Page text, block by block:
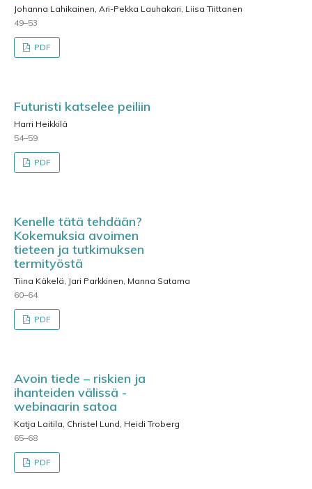
Johanna Lahikainen, Ari-Pekka Lauhakari, Liisa Tiittanen
49–53
PDF
Futuristi katselee peiliin
Harri Heikkilä
54–59
PDF
Kenelle tätä tehdään?
Kokemuksia avoimen
tieteen ja tutkimuksen
termityöstä
Tiina Käkelä, Jari Parkkinen, Manna Satama
60–64
PDF
Avoin tiede – riskien ja
ihanteiden välissä -
webinaarin satoa
Katja Laitila, Christel Lund, Heidi Troberg
65–68
PDF